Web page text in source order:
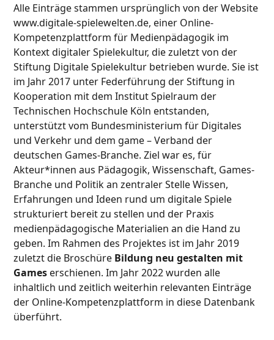
Alle Einträge stammen ursprünglich von der Website
www.digitale-spielewelten.de, einer Online-
Kompetenzplattform für Medienpädagogik im
Kontext digitaler Spielekultur, die zuletzt von der
Stiftung Digitale Spielekultur betrieben wurde. Sie ist
im Jahr 2017 unter Federführung der Stiftung in
Kooperation mit dem Institut Spielraum der
Technischen Hochschule Köln entstanden,
unterstützt vom Bundesministerium für Digitales
und Verkehr und dem game – Verband der
deutschen Games-Branche. Ziel war es, für
Akteur*innen aus Pädagogik, Wissenschaft, Games-
Branche und Politik an zentraler Stelle Wissen,
Erfahrungen und Ideen rund um digitale Spiele
strukturiert bereit zu stellen und der Praxis
medienpädagogische Materialien an die Hand zu
geben. Im Rahmen des Projektes ist im Jahr 2019
zuletzt die Broschüre Bildung neu gestalten mit
Games erschienen. Im Jahr 2022 wurden alle
inhaltlich und zeitlich weiterhin relevanten Einträge
der Online-Kompetenzplattform in diese Datenbank
überführt.